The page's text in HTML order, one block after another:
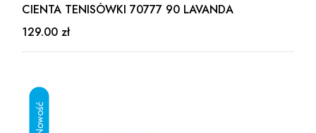
CIENTA TENISÓWKI 70777 90 LAVANDA
129.00 zł